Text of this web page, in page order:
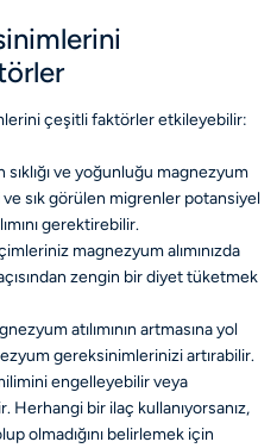
çeşitli faktörler etkileyebilir:
sıklığı ve yoğunluğu magnezyum
ve sık görülen migrenler potansiyel
gerektirebilir.
magnezyum alımınızda
zengin bir diyet tüketmek
atılımının artmasına yol
gereksinimlerinizi artırabilir.
engelleyebilir veya
Herhangi bir ilaç kullanıyorsanız,
olmadığını belirlemek için